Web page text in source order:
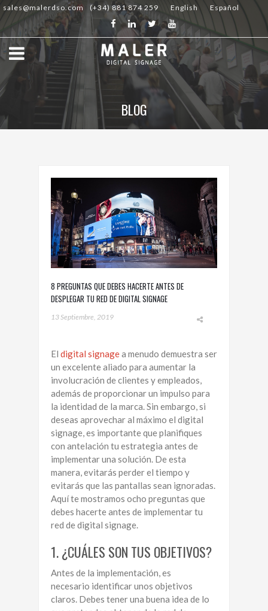
sales@malerdso.com (+34) 881 874 259 English Español
BLOG
8 PREGUNTAS QUE DEBES HACERTE ANTES DE
DESPLEGAR TU RED DE DIGITAL SIGNAGE
13 Septiembre, 2019
El digital signagea menudo demuestra ser
un excelente aliado para aumentar la
involucración de clientes y empleados,
además de proporcionar un impulso para
la identidad de la marca. Sin embargo, si
deseas aprovechar al máximo el digital
signage, es importante que planifiques
con antelación tu estrategia antes de
implementar una solución. De esta
manera, evitarás perder el tiempo y
evitarás que las pantallas sean ignoradas.
Aquí te mostramos ocho preguntas que
debes hacerte antes de implementar tu
red de digital signage.
1. ¿CUÁLES SON TUS OBJETIVOS?
Antes de la implementación, es
necesario identificar unos objetivos
claros. Debes tener una buena idea de lo